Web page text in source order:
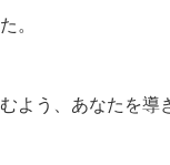
。
よう、あなたを導